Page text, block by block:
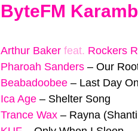
ByteFM
Arthur Baker feat. Rockers
Pharoah Sanders – Our
Beabadoobee – Last Day
Ica Age – Shelter Song
Trance Wax – Rayna